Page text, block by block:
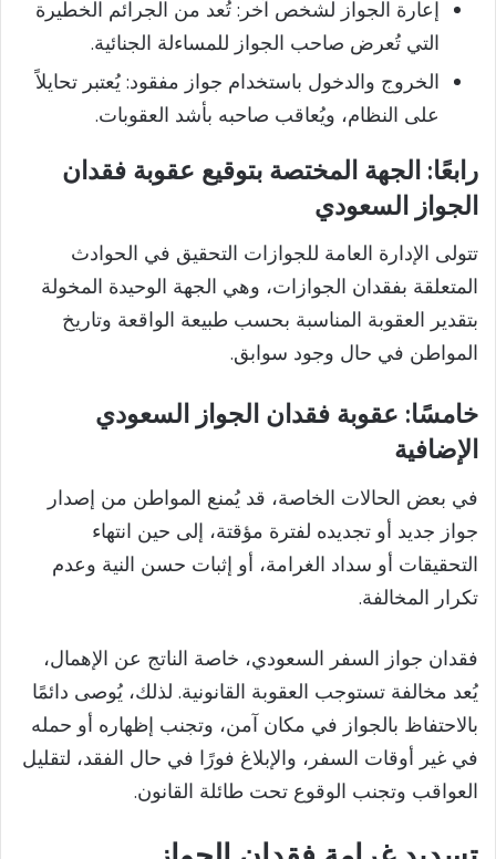
إعارة الجواز لشخص آخر: تُعد من الجرائم الخطيرة
التي تُعرض صاحب الجواز للمساءلة الجنائية.
الخروج والدخول باستخدام جواز مفقود: يُعتبر تحايلاً
على النظام، ويُعاقب صاحبه بأشد العقوبات.
رابعًا: الجهة المختصة بتوقيع عقوبة فقدان
الجواز السعودي
تتولى الإدارة العامة للجوازات التحقيق في الحوادث
المتعلقة بفقدان الجوازات، وهي الجهة الوحيدة المخولة
بتقدير العقوبة المناسبة بحسب طبيعة الواقعة وتاريخ
المواطن في حال وجود سوابق.
خامسًا: عقوبة فقدان الجواز السعودي
الإضافية
في بعض الحالات الخاصة، قد يُمنع المواطن من إصدار
جواز جديد أو تجديده لفترة مؤقتة، إلى حين انتهاء
التحقيقات أو سداد الغرامة، أو إثبات حسن النية وعدم
تكرار المخالفة.
فقدان جواز السفر السعودي، خاصة الناتج عن الإهمال،
يُعد مخالفة تستوجب العقوبة القانونية. لذلك، يُوصى دائمًا
بالاحتفاظ بالجواز في مكان آمن، وتجنب إظهاره أو حمله
في غير أوقات السفر، والإبلاغ فورًا في حال الفقد، لتقليل
العواقب وتجنب الوقوع تحت طائلة القانون.